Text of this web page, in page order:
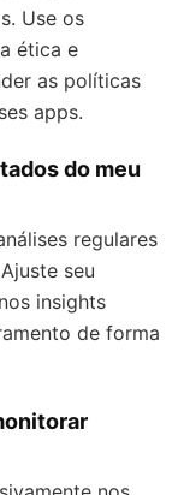
Use os
ética e
as políticas
apps.
do meu
regulares
seu
insights
de forma